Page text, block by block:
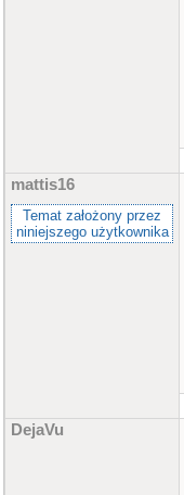
mattis16
Temat założony przez
niniejszego użytkownika
DejaVu